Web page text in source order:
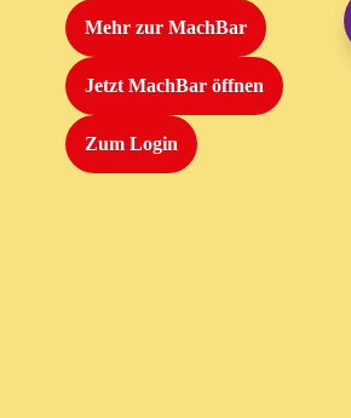
Mehr zur MachBar
Jetzt MachBar öffnen
Zum Login